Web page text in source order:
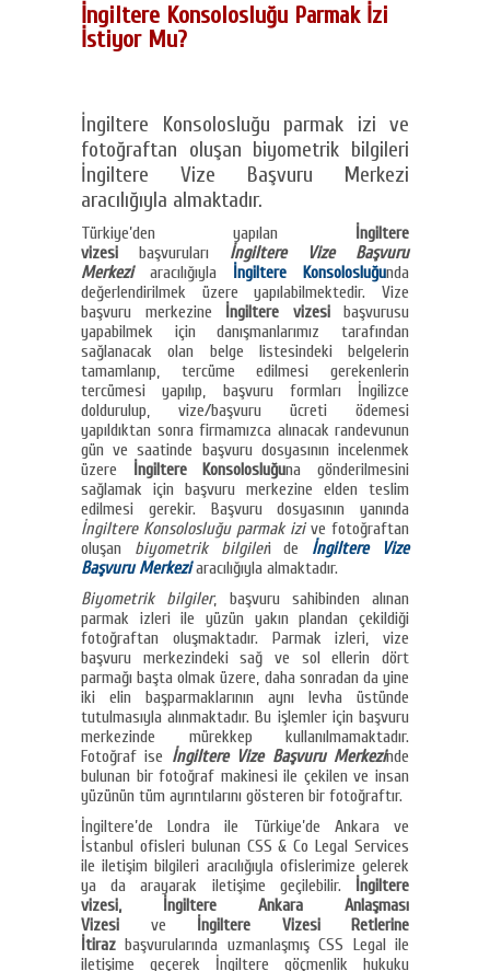
İngiltere Konsolosluğu Parmak İzi
İstiyor Mu?
İngiltere Konsolosluğu parmak izi ve
fotoğraftan oluşan biyometrik bilgileri
İngiltere Vize Başvuru Merkezi
aracılığıyla almaktadır.
Türkiye’den yapılan
İngiltere
vizesi başvuruları İngiltere Vize Başvuru
Merkeziaracılığıyla İngiltere Konsolosluğunda
değerlendirilmek üzere yapılabilmektedir. Vize
başvuru merkezine
İngiltere vizesibaşvurusu
yapabilmek için danışmanlarımız tarafından
sağlanacak olan belge listesindeki belgelerin
tamamlanıp, tercüme edilmesi gerekenlerin
tercümesi yapılıp, başvuru formları İngilizce
doldurulup, vize/başvuru ücreti ödemesi
yapıldıktan sonra firmamızca alınacak randevunun
gün ve saatinde başvuru dosyasının incelenmek
üzere
İngiltere Konsolosluğuna gönderilmesini
sağlamak için başvuru merkezine elden teslim
edilmesi gerekir. Başvuru dosyasının yanında
İngiltere Konsolosluğu parmak izive fotoğraftan
oluşan biyometrik bilgileri de İngiltere Vize
Başvuru Merkeziaracılığıyla almaktadır.
Biyometrik bilgiler, başvuru sahibinden alınan
parmak izleri ile yüzün yakın plandan çekildiği
fotoğraftan oluşmaktadır. Parmak izleri, vize
başvuru merkezindeki sağ ve sol ellerin dört
parmağı başta olmak üzere, daha sonradan da yine
iki elin başparmaklarının aynı levha üstünde
tutulmasıyla alınmaktadır. Bu işlemler için başvuru
merkezinde mürekkep kullanılmamaktadır.
Fotoğraf ise İngiltere Vize Başvuru Merkezinde
bulunan bir fotoğraf makinesi ile çekilen ve insan
yüzünün tüm ayrıntılarını gösteren bir fotoğraftır.
İngiltere’de Londra ile Türkiye’de Ankara ve
İstanbul ofisleri bulunan CSS & Co Legal Services
ile iletişim bilgileri aracılığıyla ofislerimize gelerek
ya da arayarak iletişime geçilebilir.
İngiltere
vizesi, İngiltere Ankara Anlaşması
Vizesi ve İngiltere Vizesi Retlerine
İtiraz başvurularında uzmanlaşmış CSS Legal ile
iletişime geçerek İngiltere göçmenlik hukuku